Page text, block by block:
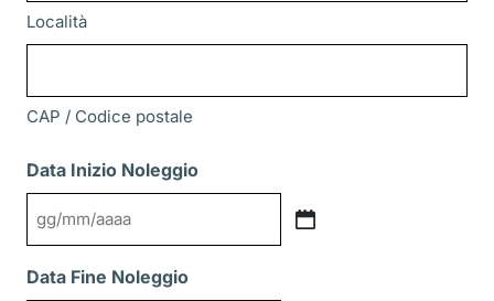
Località
CAP / Codice postale
Data Inizio Noleggio
GG
MM
Data Fine Noleggio